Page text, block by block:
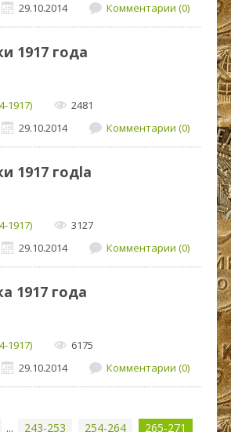
29.10.2014 Комментарии (0)
1917 года
1917)
2481
29.10.2014 Комментарии (0)
1917 годlа
1917)
3127
29.10.2014 Комментарии (0)
1917 года
1917)
6175
29.10.2014 Комментарии (0)
... 243-253 254-264 265-271